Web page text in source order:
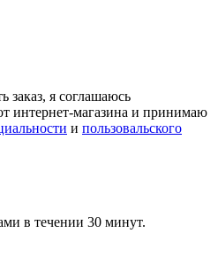
я соглашаюсь
интернет-магазина и принимаю
и пользовальского
в течении 30 минут.